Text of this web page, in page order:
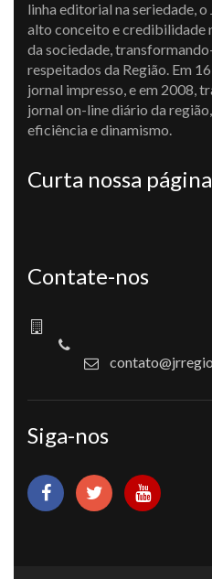
linha editorial na seriedade,
alto conceito e credibilidade
da sociedade,
respeitados da Região. Em
jornal impresso, e em 2008,
jornal on-line diário da
eficiência e dinamismo.
Curta nossa
Contate-nos
Siga-nos